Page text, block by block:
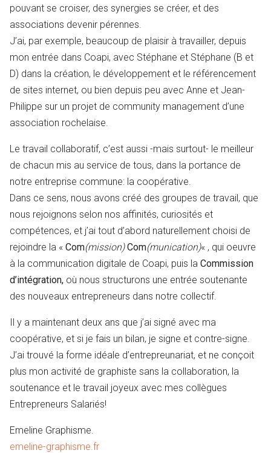
pouvant se croiser, des synergies se créer, et des
associations devenir pérennes.
J’ai, par exemple, beaucoup de plaisir à travailler, depuis
mon entrée dans Coapi, avec Stéphane et Stéphane (B et
D) dans la création, le développement et le référencement
de sites internet, ou bien depuis peu avec Anne et Jean-
Philippe sur un projet de community management d’une
association rochelaise.
Le travail collaboratif, c’est aussi -mais surtout- le meilleur
de chacun mis au service de tous, dans la portance de
notre entreprise commune: la coopérative.
Dans ce sens, nous avons créé des groupes de travail, que
nous rejoignons selon nos affinités, curiosités et
compétences, et j’ai tout d’abord naturellement choisi de
rejoindre la « Com(mission)Com(munication)« , qui oeuvre
à la communication digitale de Coapi, puis la Commission
d’intégration, où nous structurons une entrée soutenante
des nouveaux entrepreneurs dans notre collectif.
Il y a maintenant deux ans que j’ai signé avec ma
coopérative, et si je fais un bilan, je signe et contre-signe.
J’ai trouvé la forme idéale d’entrepreunariat, et ne conçoit
plus mon activité de graphiste sans la collaboration, la
soutenance et le travail joyeux avec mes collègues
Entrepreneurs Salariés!
Emeline Graphisme.
emeline-graphisme.fr